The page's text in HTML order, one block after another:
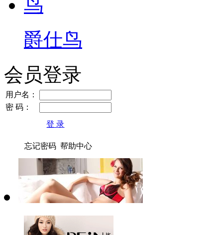
爵仕鸟
会员登录
用户名：
密 码：
登 录
忘记密码 帮助中心